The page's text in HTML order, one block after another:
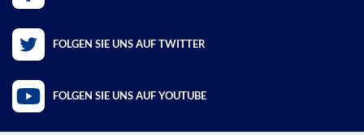
FOLGEN SIE UNS AUF TWITTER
FOLGEN SIE UNS AUF YOUTUBE